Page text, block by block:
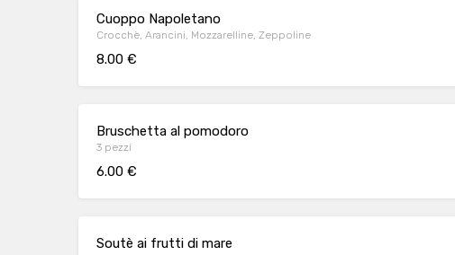
Cuoppo Napoletano
Crocchè, Arancini, Mozzarelline, Zeppoline
8.00 €
Bruschetta al pomodoro
3 pezzi
6.00 €
Soutè ai frutti di mare